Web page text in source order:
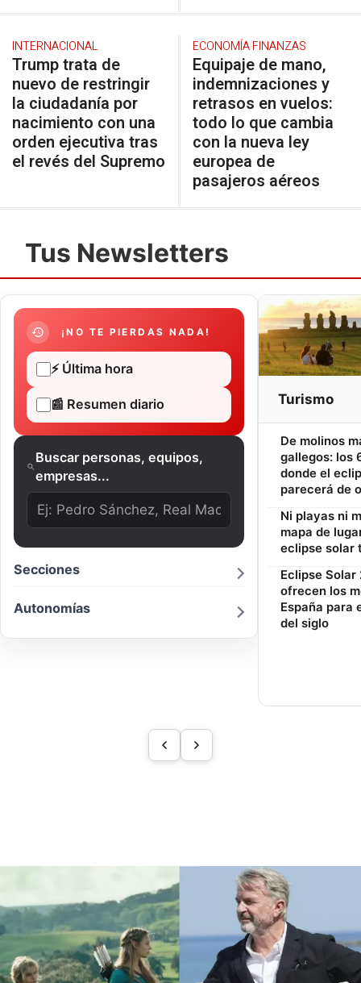
INTERNACIONAL
Trump trata de
nuevo de restringir
la ciudadanía por
nacimiento con una
orden ejecutiva tras
el revés del Supremo
ECONOMÍA FINANZAS
Equipaje de mano,
indemnizaciones y
retrasos en vuelos:
todo lo que cambia
con la nueva ley
europea de
pasajeros aéreos
Tus Newsletters
¡NO TE PIERDAS NADA!
⚡ Última hora
📰 Resumen diario
Buscar personas, equipos,
empresas...
Secciones
Autonomías
Turismo
De molinos
gallegos: los
donde el
parecerá de
Ni playas ni
mapa de
eclipse solar
Eclipse
ofrecen los
España para
del siglo